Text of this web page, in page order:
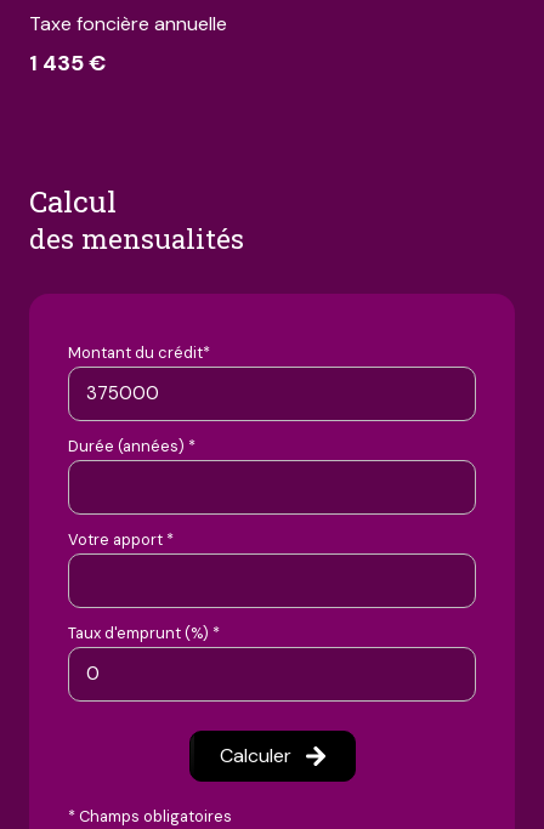
Taxe foncière annuelle
1 435 €
calcul
des mensualités
Montant du crédit*
Durée (années) *
Votre apport *
Taux d'emprunt (%) *
Calculer
* Champs obligatoires